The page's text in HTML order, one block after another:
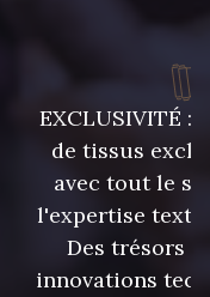
EXCLUSIVITÉ :
de tissus
avec tout le
l'expertise
Des trésors
innovations